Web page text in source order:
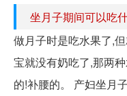
坐月子期间可以吃
做月子时是吃水果了,
宝就没有奶吃了,那两
的!补腰的。 产妇坐月